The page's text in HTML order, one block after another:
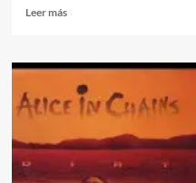
Leer másLeer
Pearl
en
Argentina:
maratónico
e
inobjetable